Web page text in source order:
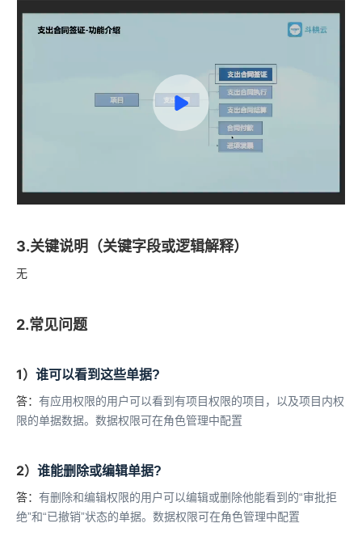
3.关键说明（关键字段或逻辑解释）
无
2.常见问题
1） 谁可以看到这些单据?
答： 有应用权限的用户可以看到有项目权限的项目，以及项目内权
限的单据数据。数据权限可在角色管理中配置
2） 谁能删除或编辑单据?
答： 有删除和编辑权限的用户可以编辑或删除他能看到的“审批拒
绝”和“已撤销”状态的单据。数据权限可在角色管理中配置